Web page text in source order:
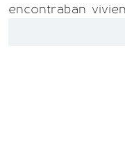
encontraban